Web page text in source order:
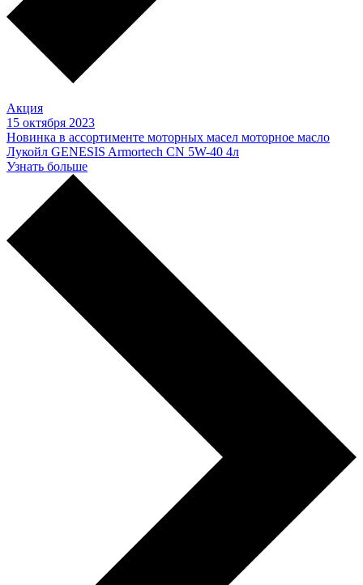
Акция
15 октября 2023
Новинка в ассортименте моторных масел моторное масло
Лукойл GENESIS Armortech CN 5W-40 4л
Узнать больше